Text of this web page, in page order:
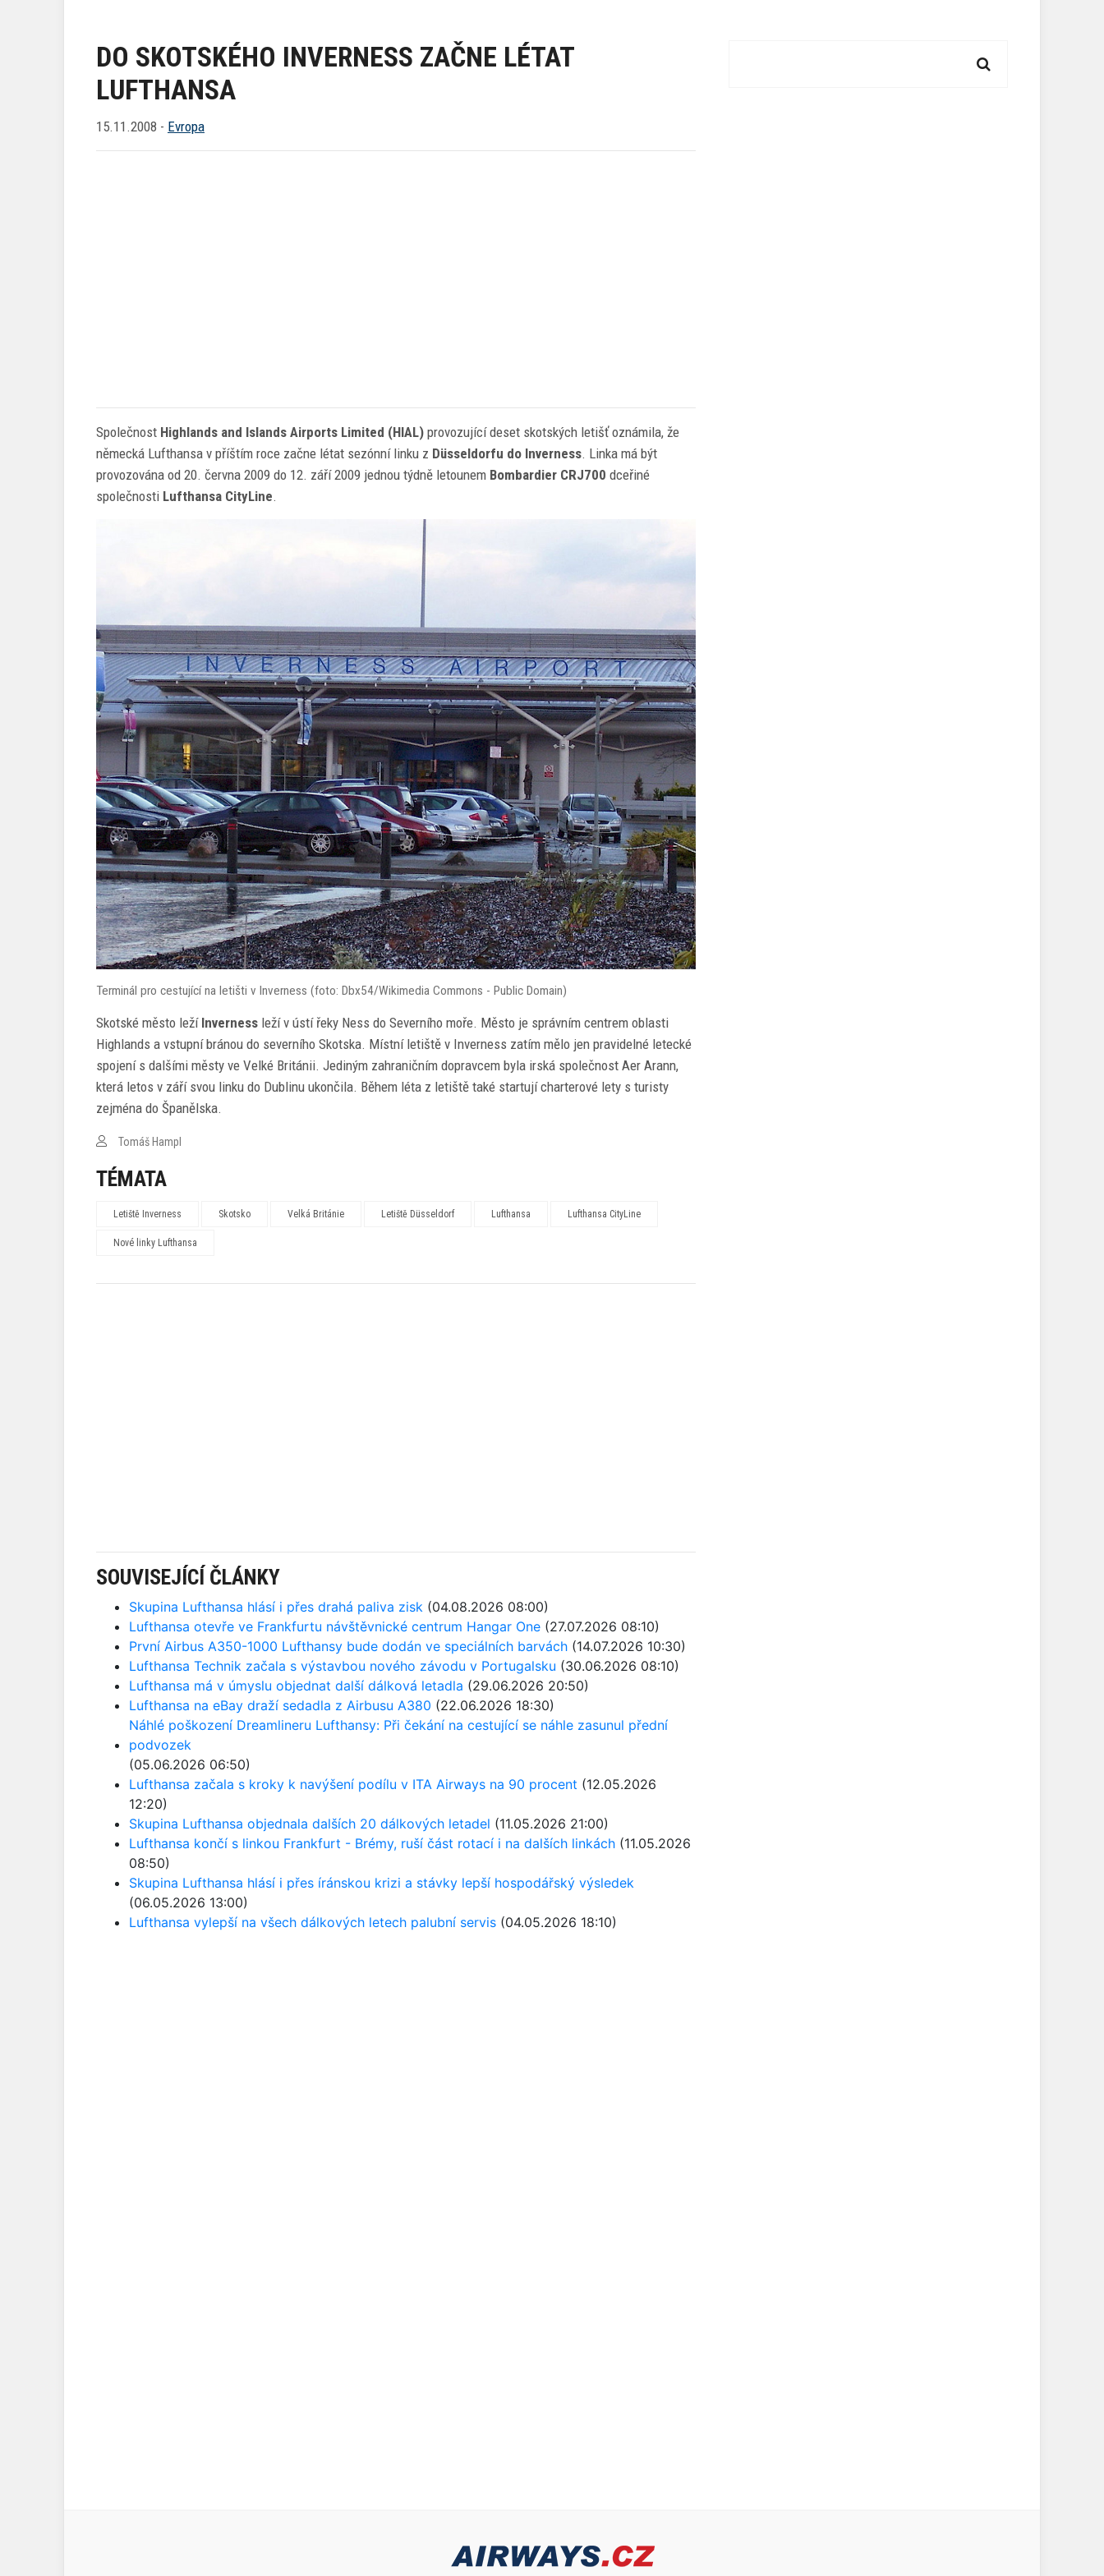
DO SKOTSKÉHO INVERNESS ZAČNE LÉTAT
LUFTHANSA
15.11.2008 - Evropa
Společnost Highlands and Islands Airports Limited (HIAL) provozující deset skotských letišť oznámila, že
německá Lufthansa v příštím roce začne létat sezónní linku z Düsseldorfu do Inverness. Linka má být
provozována od 20. června 2009 do 12. září 2009 jednou týdně letounem Bombardier CRJ700 dceřiné
společnosti Lufthansa CityLine.
Terminál pro cestující na letišti v Inverness (foto: Dbx54/Wikimedia Commons - Public Domain)
Skotské město leží Inverness leží v ústí řeky Ness do Severního moře. Město je správním centrem oblasti
Highlands a vstupní bránou do severního Skotska. Místní letiště v Inverness zatím mělo jen pravidelné letecké
spojení s dalšími městy ve Velké Británii. Jediným zahraničním dopravcem byla irská společnost Aer Arann,
která letos v září svou linku do Dublinu ukončila. Během léta z letiště také startují charterové lety s turisty
zejména do Španělska.
Tomáš Hampl
TÉMATA
Letiště Inverness Skotsko Velká Británie Letiště Düsseldorf Lufthansa Lufthansa CityLine
Nové linky Lufthansa
SOUVISEJÍCÍ ČLÁNKY
Skupina Lufthansa hlásí i přes drahá paliva zisk (04.08.2026 08:00)
Lufthansa otevře ve Frankfurtu návštěvnické centrum Hangar One (27.07.2026 08:10)
První Airbus A350-1000 Lufthansy bude dodán ve speciálních barvách (14.07.2026 10:30)
Lufthansa Technik začala s výstavbou nového závodu v Portugalsku (30.06.2026 08:10)
Lufthansa má v úmyslu objednat další dálková letadla (29.06.2026 20:50)
Lufthansa na eBay draží sedadla z Airbusu A380 (22.06.2026 18:30)
Náhlé poškození Dreamlineru Lufthansy: Při čekání na cestující se náhle zasunul přední
podvozek
(05.06.2026 06:50)
Lufthansa začala s kroky k navýšení podílu v ITA Airways na 90 procent (12.05.2026
12:20)
Skupina Lufthansa objednala dalších 20 dálkových letadel (11.05.2026 21:00)
Lufthansa končí s linkou Frankfurt - Brémy, ruší část rotací i na dalších linkách (11.05.2026
08:50)
Skupina Lufthansa hlásí i přes íránskou krizi a stávky lepší hospodářský výsledek
(06.05.2026 13:00)
Lufthansa vylepší na všech dálkových letech palubní servis (04.05.2026 18:10)